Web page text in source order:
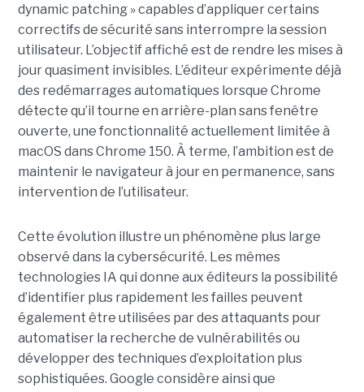
dynamic patching » capables d’appliquer certains
correctifs de sécurité sans interrompre la session
utilisateur. L’objectif affiché est de rendre les mises à
jour quasiment invisibles. L’éditeur expérimente déjà
des redémarrages automatiques lorsque Chrome
détecte qu’il tourne en arrière-plan sans fenêtre
ouverte, une fonctionnalité actuellement limitée à
macOS dans Chrome 150. À terme, l’ambition est de
maintenir le navigateur à jour en permanence, sans
intervention de l’utilisateur.
Cette évolution illustre un phénomène plus large
observé dans la cybersécurité. Les mêmes
technologies IA qui donne aux éditeurs la possibilité
d’identifier plus rapidement les failles peuvent
également être utilisées par des attaquants pour
automatiser la recherche de vulnérabilités ou
développer des techniques d’exploitation plus
sophistiquées. Google considère ainsi que